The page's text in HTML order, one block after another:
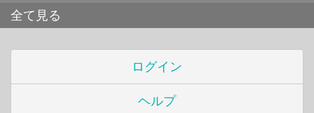
全て見る
ログイン
ヘルプ